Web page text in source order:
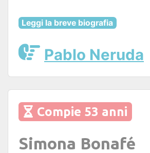
Leggi la breve biografia
Pablo Neruda
Compie 53 anni
Simona Bonafé